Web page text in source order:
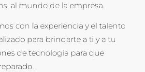
al mundo de la empresa.
con la experiencia y el talento
para brindarte a ti y a tu
de tecnologia para que